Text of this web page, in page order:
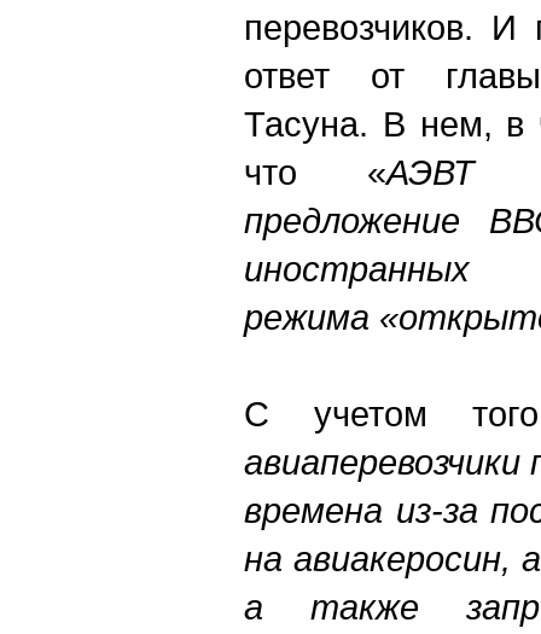
перевозчиков.
ответ от
Тасуна. В нем, в
что «АЭВТ
предложение
иностранных
режима
С учетом
времена из-за
на авиакеросин,
а также